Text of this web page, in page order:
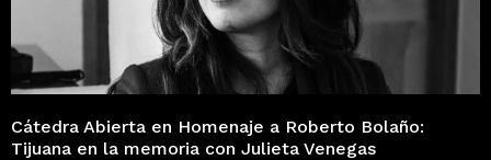
Cátedra Abierta en Homenaje a Roberto Bolaño:
Tijuana en la memoria con Julieta Venegas